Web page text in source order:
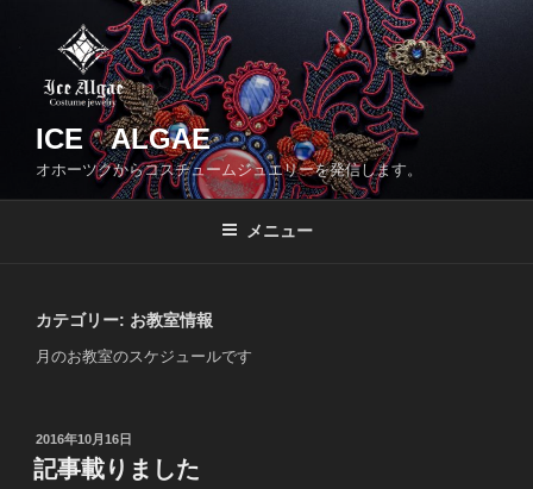
ICE ALGAE
オホーツクからコスチュームジュエリーを発信します。
メニュー
カテゴリー: お教室情報
月のお教室のスケジュールです
投
稿
日:
2016年10月16日
記事載りました